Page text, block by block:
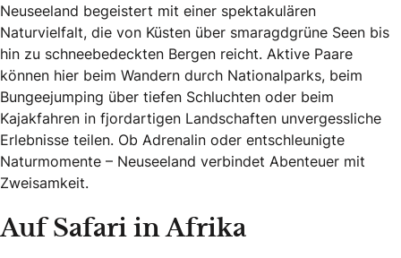
Neuseeland begeistert mit einer spektakulären
Naturvielfalt, die von Küsten über smaragdgrüne Seen bis
hin zu schneebedeckten Bergen reicht. Aktive Paare
können hier beim Wandern durch Nationalparks, beim
Bungeejumping über tiefen Schluchten oder beim
Kajakfahren in fjordartigen Landschaften unvergessliche
Erlebnisse teilen. Ob Adrenalin oder entschleunigte
Naturmomente – Neuseeland verbindet Abenteuer mit
Zweisamkeit.
Auf Safari in Afrika